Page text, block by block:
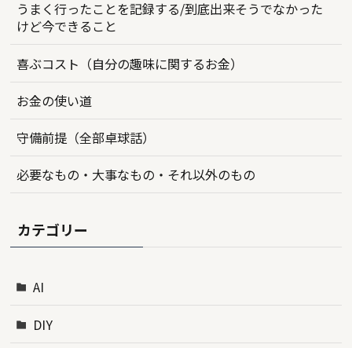
うまく行ったことを記録する/到底出来そうでなかった
けど今できること
喜ぶコスト（自分の趣味に関するお金）
お金の使い道
守備前提（全部卓球話）
必要なもの・大事なもの・それ以外のもの
カテゴリー
AI
DIY